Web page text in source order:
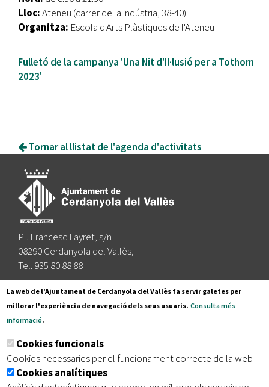
Lloc:Ateneu (carrer de la indústria, 38-40)
Organitza: Escola d'Arts Plàstiques de l'Ateneu
Fulletó de la campanya 'Una Nit d'Il·lusió per a Tothom
2023'
Tornar al llistat de l'agenda d'activitats
Pl. Francesc Layret, s/n
08290 Cerdanyola del Vallès,
Tel. 935 80 88 88
Segueix-nos a:
Subscriu-te al nostre butlletí
Inici | Avís legal | Protecció de dades
La web de l'Ajuntament de Cerdanyola del Vallès fa servir galetes per
millorar l'experiència de navegació dels seus usuaris. Consulta més
informació.
Cookies funcionals
Cookies necessaries per el funcionament correcte de la web
Cookies analítiques